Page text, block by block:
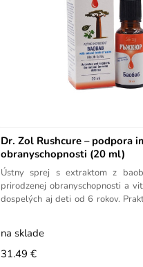
Dr. Zol Rushcure – podpora
obranyschopnosti (20 ml)
Ústny sprej s extraktom z
prirodzenej obranyschopnosti a
dospelých aj deti od 6 rokov.
na sklade
31.49 €